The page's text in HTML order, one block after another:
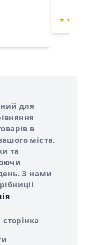
★ ★
для
в
міста.
та
З нами